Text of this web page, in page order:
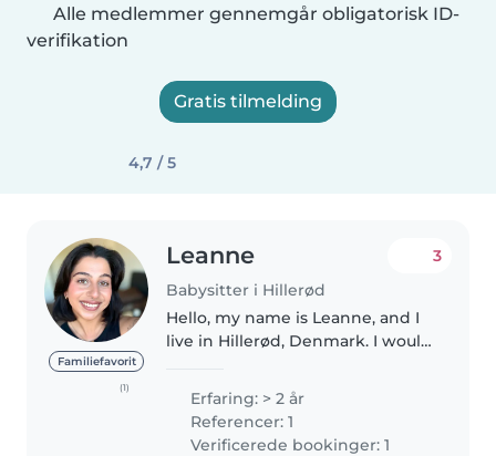
Alle medlemmer gennemgår obligatorisk ID-
verifikation
Gratis tilmelding
4,7 / 5
Familiefavorit
(1)
Leanne
Babysitter i Hillerød
3
Hello, my name is Leanne, and I
live in Hillerød, Denmark. I would
for a family here, as I enjoy
learning more about Danish
culture while also gaining..
Erfaring: > 2 år
Referencer: 1
Verificerede bookinger: 1